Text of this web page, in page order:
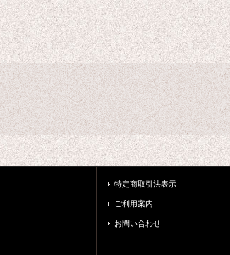
特定商取引法表示
ご利用案内
お問い合わせ